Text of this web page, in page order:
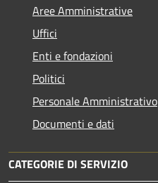
Aree Amministrative
Uffici
Enti e fondazioni
Politici
Personale Amministrativo
Documenti e dati
CATEGORIE DI SERVIZIO